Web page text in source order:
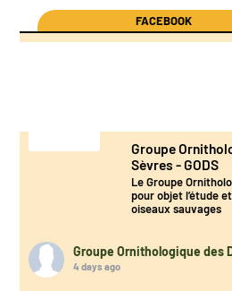
FACEBOOK
Groupe
Sèvres - GODS
Le Groupe
pour objet l’étude
oiseaux sauvages
Groupe Ornithologique des
4 days ago